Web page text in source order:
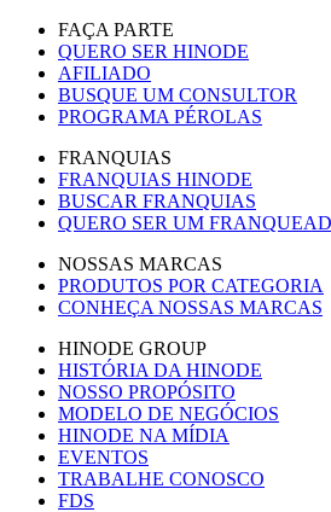
FAÇA PARTE
QUERO SER HINODE
AFILIADO
BUSQUE UM CONSULTOR
PROGRAMA PÉROLAS
FRANQUIAS
FRANQUIAS HINODE
BUSCAR FRANQUIAS
QUERO SER UM
NOSSAS MARCAS
PRODUTOS POR CATEGORIA
CONHEÇA NOSSAS MARCAS
HINODE GROUP
HISTÓRIA DA HINODE
NOSSO PROPÓSITO
MODELO DE NEGÓCIOS
HINODE NA MÍDIA
EVENTOS
TRABALHE CONOSCO
FDS